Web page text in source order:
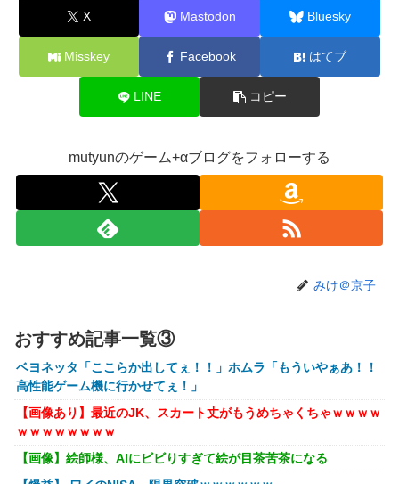
「安心と引き換えに」
【VTuber】ばあちゃる、引退を発表 8月9日の誕生日配信
で詳細を説明「ずっと続けられなくて本当にごめんなさい」
【8/9(日)15:00】
可愛すぎるおむすび屋さん（28）、新店舗に4000万円クラ
【速報】ワンピースの「世界に5種しかない飛行能力」発言
の謎が解けるWWW
ホリエモン「面接でさ、納豆パックの薄いフィルムって何の
ために入っていの？って聞くわけ」
ｗｗｗｗ
【悲報】高市早苗に逆らった財務官僚、異例の左遷ｗｗｗｗ
ｗｗｗｗ
【画像】井口裕香(36)、タンクトップがはち切れそうなくら
いデカイｗｗｗｗｗｗｗｗｗｗｗ
【悲報】Z世代「求刑7年のジャンポケ斎藤は口封じに被害
者殺した方が量刑軽かっただろ」←1万いいね
X Mastodon Bluesky
Misskey Facebook はてブ
LINE コピー
mutyunのゲーム+αブログをフォローする
みけ＠京子
おすすめ記事一覧③
ベヨネッタ「ここらか出してぇ！！」ホムラ「もういやぁあ！！
高性能ゲーム機に行かせてぇ！」
【画像あり】最近のJK、スカート丈がもうめちゃくちゃｗｗｗｗ
ｗｗｗｗｗｗｗｗ
【画像】絵師様、AIにビビりすぎて絵が目茶苦茶になる